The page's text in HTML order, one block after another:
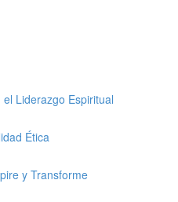
Liderazgo Espiritual
Ética
y Transforme